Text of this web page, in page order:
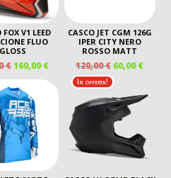
FOX V1 LEED
FLUO
GLOSS
€IL
PREZZO
ORIGINALE
ERA:
220,00 €.
160,00€IL
PREZZO
ATTUALE
160,00 €.
CASCO JET CGM 126G
IPER CITY NERO
ROSSO MATT
120,00€ IL
PREZZO
ERA:
120,00 €.
60,00€IL
È:
In offerta!